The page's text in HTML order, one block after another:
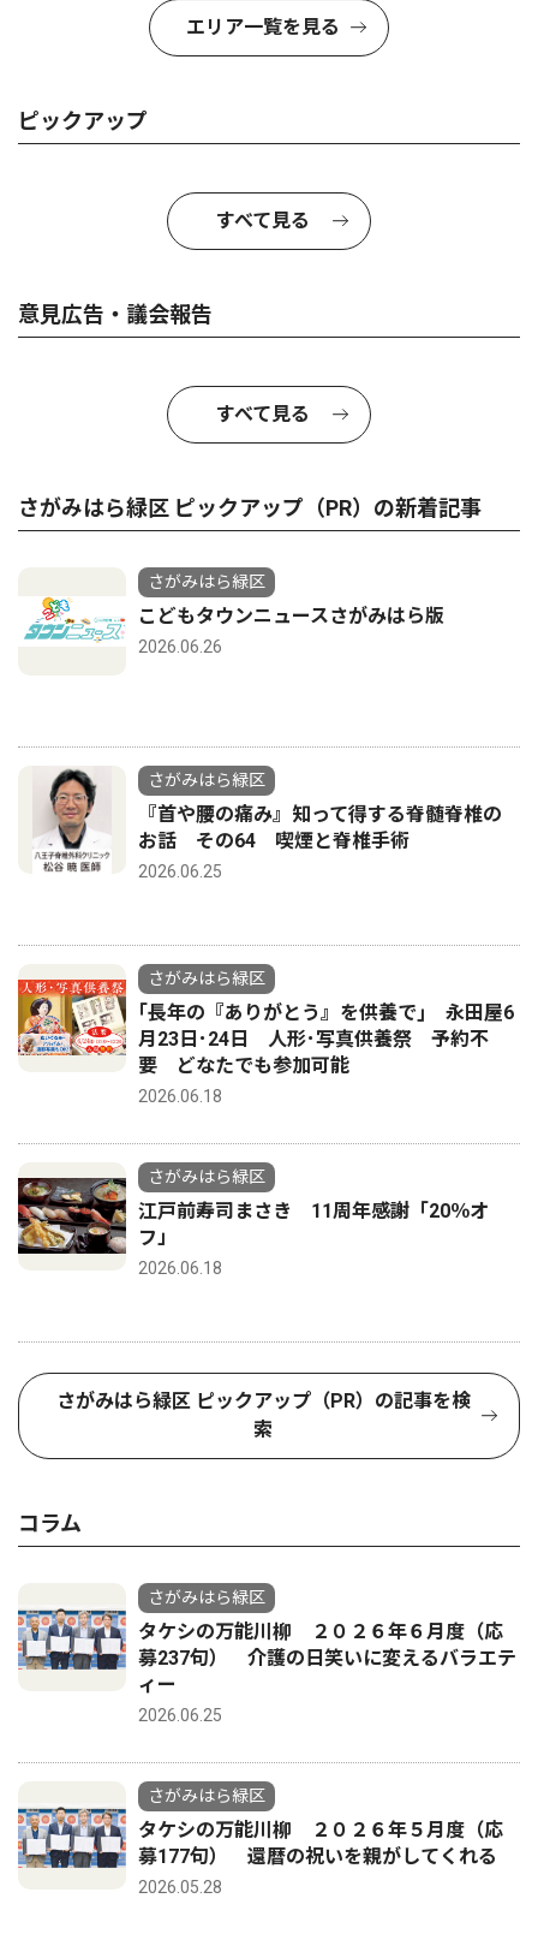
エリア一覧を見る
ピックアップ
すべて見る
意見広告・議会報告
すべて見る
さがみはら緑区 ピックアップ（PR）の新着記事
さがみはら緑区
こどもタウンニュースさがみはら版
2026.06.26
さがみはら緑区
『首や腰の痛み』知って得する脊髄脊椎の
お話 その64 喫煙と脊椎手術
2026.06.25
さがみはら緑区
｢長年の『ありがとう』を供養で｣ 永田屋6
月23日･24日 人形･写真供養祭 予約不
要 どなたでも参加可能
2026.06.18
さがみはら緑区
江戸前寿司まさき 11周年感謝「20％オ
フ」
2026.06.18
さがみはら緑区 ピックアップ（PR）の記事を検
索
コラム
さがみはら緑区
タケシの万能川柳 ２０２６年６月度（応
募237句） 介護の日笑いに変えるバラエテ
ィー
2026.06.25
さがみはら緑区
タケシの万能川柳 ２０２６年５月度（応
募177句） 還暦の祝いを親がしてくれる
2026.05.28